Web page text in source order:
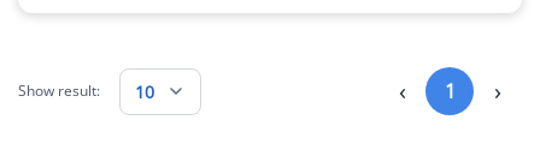
Show result: 10 ‹ 1 ›